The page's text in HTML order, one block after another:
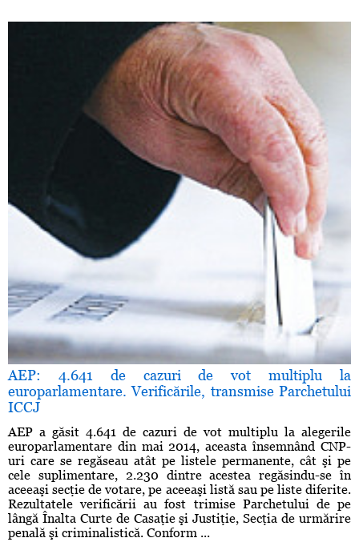
AEP: 4.641 de cazuri de vot multiplu la
europarlamentare. Verificările, transmise Parchetului
ICCJ
AEP a găsit 4.641 de cazuri de vot multiplu la alegerile
europarlamentare din mai 2014, aceasta însemnând CNP-
uri care se regăseau atât pe listele permanente, cât şi pe
cele suplimentare, 2.230 dintre acestea regăsindu-se în
aceeaşi secţie de votare, pe aceeaşi listă sau pe liste diferite.
Rezultatele verificării au fost trimise Parchetului de pe
lângă Înalta Curte de Casaţie şi Justiţie, Secţia de urmărire
penală şi criminalistică. Conform ...